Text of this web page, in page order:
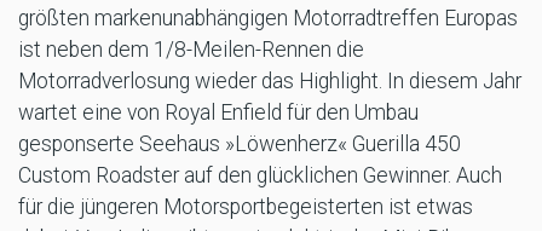
größten markenunabhängigen Motorradtreffen Europas
ist neben dem 1/8-Meilen-Rennen die
Motorradverlosung wieder das Highlight. In diesem Jahr
wartet eine von Royal Enfield für den Umbau
gesponserte Seehaus »Löwenherz« Guerilla 450
Custom Roadster auf den glücklichen Gewinner. Auch
für die jüngeren Motorsportbegeisterten ist etwas